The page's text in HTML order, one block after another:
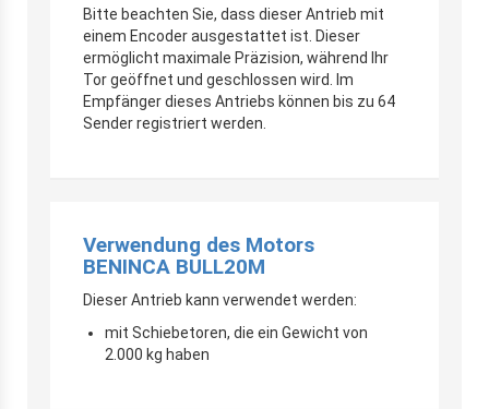
Bitte beachten Sie, dass dieser Antrieb mit
einem Encoder ausgestattet ist. Dieser
ermöglicht maximale Präzision, während Ihr
Tor geöffnet und geschlossen wird. Im
Empfänger dieses Antriebs können bis zu 64
Sender registriert werden.
Verwendung des Motors
BENINCA BULL20M
Dieser Antrieb kann verwendet werden:
mit Schiebetoren, die ein Gewicht von
2.000 kg haben